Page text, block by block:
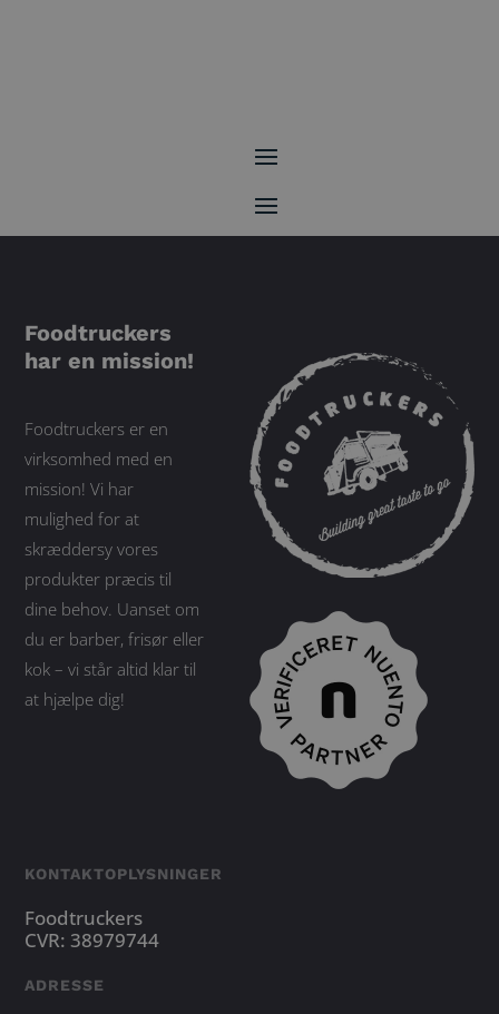
Foodtruckers
har en mission!
Foodtruckers er en
virksomhed med en
mission! Vi har
mulighed for at
skræddersy vores
produkter præcis til
dine behov. Uanset om
du er barber, frisør eller
kok – vi står altid klar til
at hjælpe dig!
KONTAKTOPLYSNINGER
Foodtruckers
CVR: 38979744
ADRESSE